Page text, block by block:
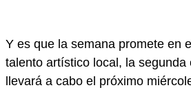
Y es que la semana promete en
talento artístico local, la
llevará a cabo el próximo